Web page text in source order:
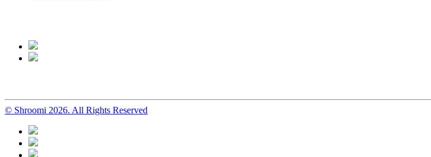
© Shroomi 2026. All Rights Reserved